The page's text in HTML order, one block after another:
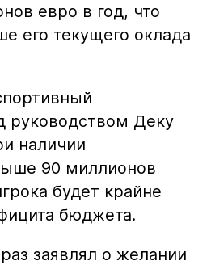
евро в год, что
его текущего оклада
руководством Деку
наличии
90 миллионов
будет крайне
бюджета.
заявлял о желании